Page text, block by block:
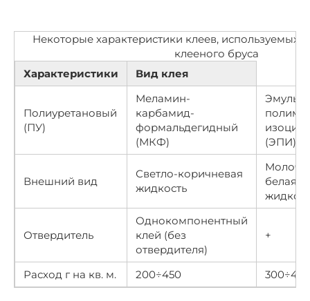
Некоторые характеристики клеев, используемых
клееного бруса
Характеристики
Вид клея
Полиуретановый
(ПУ)
Меламин-
карбамид-
формальдегидный
(МКФ)
(ЭПИ)
Внешний вид
Светло-коричневая
жидкость
белая
Отвердитель
Однокомпонентный
клей (без
отвердителя)
+
Расход г на кв. м. 200÷450 300÷450